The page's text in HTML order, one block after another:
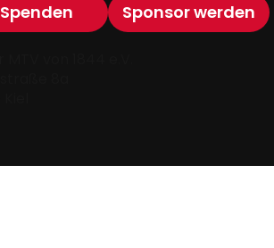
Spenden Sponsor werden